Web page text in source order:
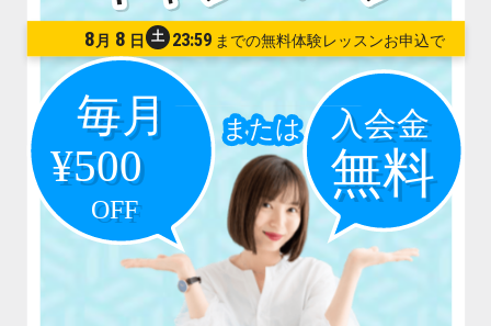
8 月 8 日 土23:59